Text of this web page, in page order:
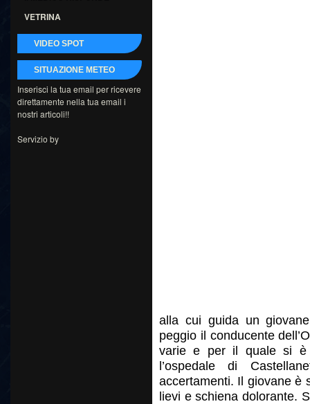
VETRINA
VIDEO SPOT
SITUAZIONE METEO
Inserisci la tua email per ricevere
direttamente nella tua email i
nostri articoli!!
Servizio by
alla cui guida un
peggio il conducente
varie e per il quale si è
l’ospedale di
accertamenti. Il giovane è
lievi e schiena dolorante.